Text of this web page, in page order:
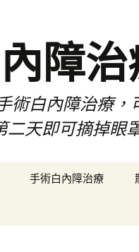
障
術白內障治療，
天即可摘掉眼
手術白內障治療